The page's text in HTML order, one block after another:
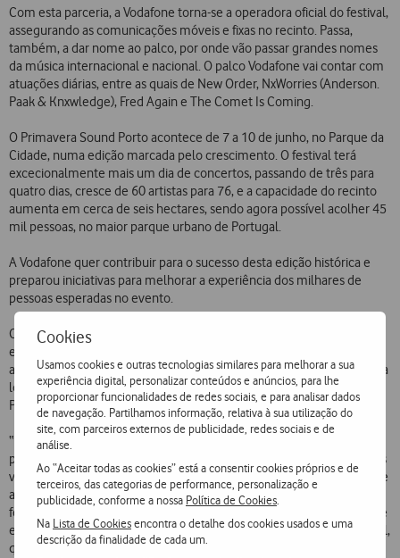
Cookies
Usamos cookies e outras tecnologias similares para melhorar a sua
experiência digital, personalizar conteúdos e anúncios, para lhe
proporcionar funcionalidades de redes sociais, e para analisar dados
de navegação. Partilhamos informação, relativa à sua utilização do
site, com parceiros externos de publicidade, redes sociais e de
análise.
Ao “Aceitar todas as cookies” está a consentir cookies próprios e de
terceiros, das categorias de performance, personalização e
publicidade, conforme a nossa Política de Cookies
Na Lista de Cookiesencontra o detalhe dos cookies usados e uma
descrição da finalidade de cada um.
Com esta parceria, a Vodafone torna-se a operadora oficial do festival,
assegurando as comunicações móveis e fixas no recinto. Passa,
também, a dar nome ao palco, por onde vão passar grandes nomes
da música internacional e nacional. O palco Vodafone vai contar com
atuações diárias, entre as quais de New Order, NxWorries (Anderson.
Paak & Knxwledge), Fred Again e The Comet Is Coming.
O Primavera Sound Porto acontece de 7 a 10 de junho, no Parque da
Cidade, numa edição marcada pelo crescimento. O festival terá
excecionalmente mais um dia de concertos, passando de três para
quatro dias, cresce de 60 artistas para 76, e a capacidade do recinto
aumenta em cerca de seis hectares, sendo agora possível acolher 45
mil pessoas, no maior parque urbano de Portugal.
A Vodafone quer contribuir para o sucesso desta edição histórica e
preparou iniciativas para melhorar a experiência dos milhares de
pessoas esperadas no evento.
O Primavera Sound Porto demarca-se dos demais festivais pela
experiência musical única - proporcionada pelo cartaz que agrega os
artistas mais relevantes dos diversos quadrantes musicais - e pela sua
localização, que combina o melhor do ambiente cosmopolita do
Porto com o cenário verde do Parque da Cidade e o azul do mar.
“É um festival unificador: junta públicos distintos num único espaço
para celebrar o melhor que a música nos dá. A sua essência e os seus
valores dizem-nos muito enquanto marca. Por esta razão, a Vodafone
associa-se à celebração das dez primaveras deste emblemático
festival do Porto, que tem uma relevância fundamental para a cidade
e para os portuenses. Enquanto patrocinador e rede oficial do festival,
queremos ser parte ativa e continuar a levar - e a elevar - a magia da